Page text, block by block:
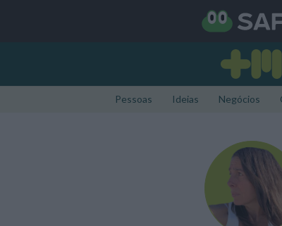
Pessoas Ideias Negócios